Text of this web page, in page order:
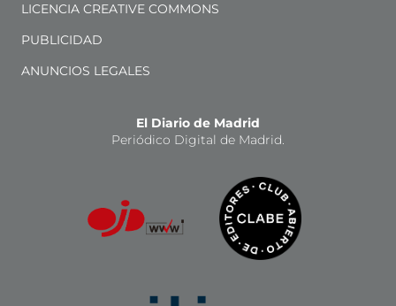
LICENCIA CREATIVE COMMONS
PUBLICIDAD
ANUNCIOS LEGALES
El Diario de Madrid
Periódico Digital de Madrid.